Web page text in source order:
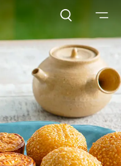
す
イベント 日本茶、再発見